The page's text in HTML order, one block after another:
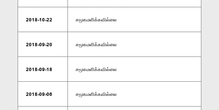
2018-10-22 சமூகமளிக்கவில்லை
2018-09-20 சமூகமளிக்கவில்லை
2018-09-18 சமூகமளிக்கவில்லை
2018-09-06 சமூகமளிக்கவில்லை